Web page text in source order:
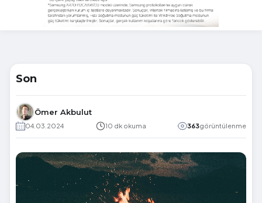
Son
Ömer Akbulut
04.03.2024 10 dk okuma 363görüntülenme